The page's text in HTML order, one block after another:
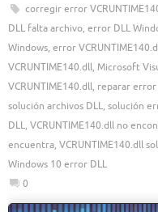
corregir error
DLL falta archivo, error DLL
Windows, error
VCRUNTIME140.dll, Microsoft
VCRUNTIME140.dll, reparar error
solución archivos DLL, solución
DLL, VCRUNTIME140.dll no
encuentra, VCRUNTIME140.dll
Windows 10 error DLL
0